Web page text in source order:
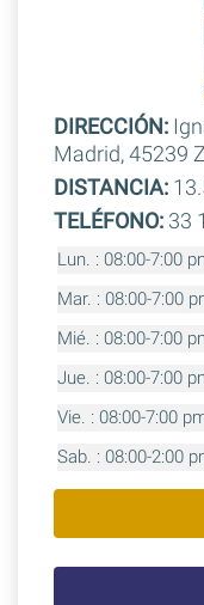
DIRECCIÓN:
Madrid, 45239
DISTANCIA:
TELÉFONO:33
Lun. : 08:00-7:00
Mar. : 08:00-7:00
Mié. : 08:00-7:00
Jue. : 08:00-7:00
Vie. : 08:00-7:00
Sab. : 08:00-2:00